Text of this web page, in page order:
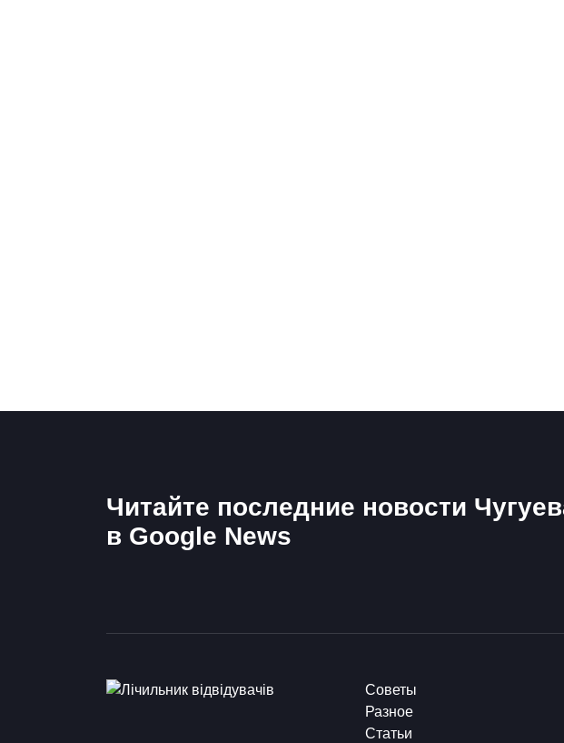
Читайте последние новости
в Google News
Советы
Разное
Статьи